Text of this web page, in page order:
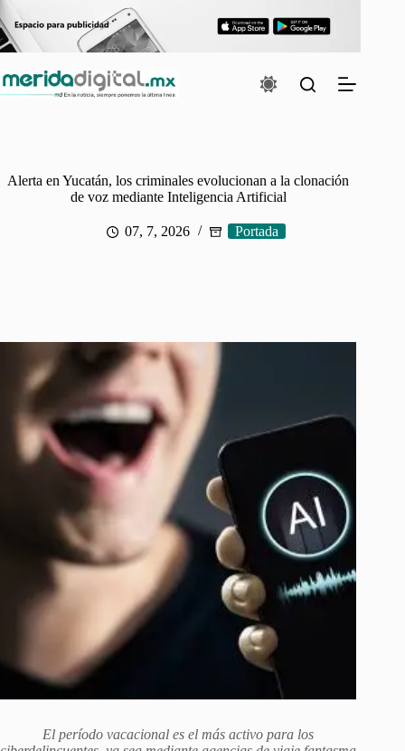
al
contenido
Alerta en Yucatán, los criminales evolucionan a la clonación
de voz mediante Inteligencia Artificial
07, 7, 2026 Portada
El período vacacional es el más activo para los